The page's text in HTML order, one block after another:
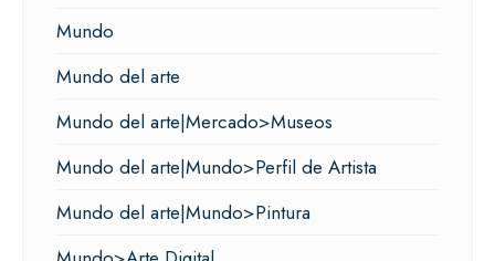
Mundo
Mundo del arte
Mundo del arte|Mercado>Museos
Mundo del arte|Mundo>Perfil de Artista
Mundo del arte|Mundo>Pintura